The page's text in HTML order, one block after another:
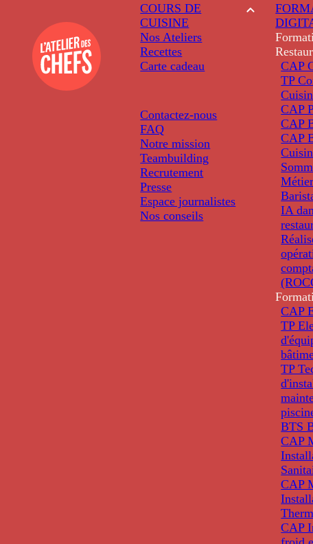
COURS DE
CUISINE
Nos Ateliers
Recettes
Carte cadeau
Contactez-nous
FAQ
Notre mission
Teambuilding
Recrutement
Presse
Espace journalistes
Nos conseils
CAP
TP
CAP
CAP
CAP
IA
CAP
TP
TP
BTS
CAP
CAP
CAP